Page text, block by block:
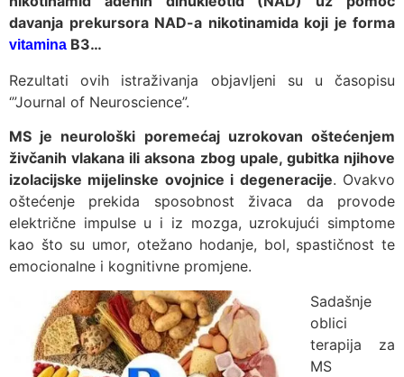
davanja prekursora NAD-a nikotinamida koji je forma
vitamina B3…
Rezultati ovih istraživanja objavljeni su u časopisu
‘”Journal of Neuroscience”.
MS je neurološki poremećaj uzrokovan oštećenjem
živčanih vlakana ili aksona zbog upale, gubitka njihove
izolacijske mijelinske ovojnice i degeneracije. Ovakvo
oštećenje prekida sposobnost živaca da provode
električne impulse u i iz mozga, uzrokujući simptome
kao što su umor, otežano hodanje, bol, spastičnost te
emocionalne i kognitivne promjene.
Sadašnje
oblici
terapija za
MS